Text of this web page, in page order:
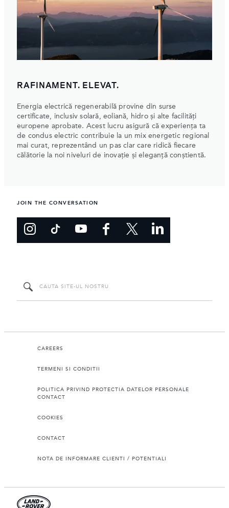
RAFINAMENT. ELEVAT.
Energia electrică regenerabilă provine din surse
certificate, inclusiv solară, eoliană, hidro și alte facilități
europene aprobate. Acest lucru asigură că experiența ta
de condus electric contribuie la un mix energetic regional
mai curat, reprezentând un pas clar care ridică fiecare
călătorie la noi niveluri de inovație și eleganță conștientă.
JOIN THE CONVERSATION
CAREERS
TERMENI SI CONDITII
POLITICA PRIVIND PROTECTIA DATELOR PERSONALE
CONTACT
COOKIES
CONTACT
NOTA DE INFORMARE CLIENTI / POTENTIALI